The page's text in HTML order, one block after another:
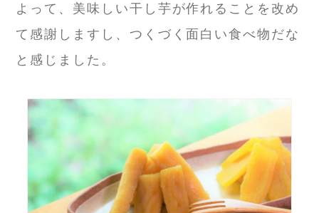
よって、美味しい干し芋が作れることを改め
て感謝しますし、つくづく面白い食べ物だな
と感じました。